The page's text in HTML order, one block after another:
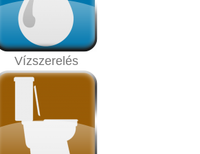
Vízszerelés